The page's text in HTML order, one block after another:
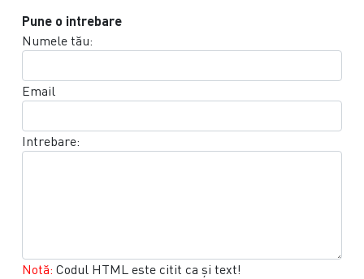
Pune o intrebare
Numele tău:
Email
Intrebare:
Notă: Codul HTML este citit ca şi text!